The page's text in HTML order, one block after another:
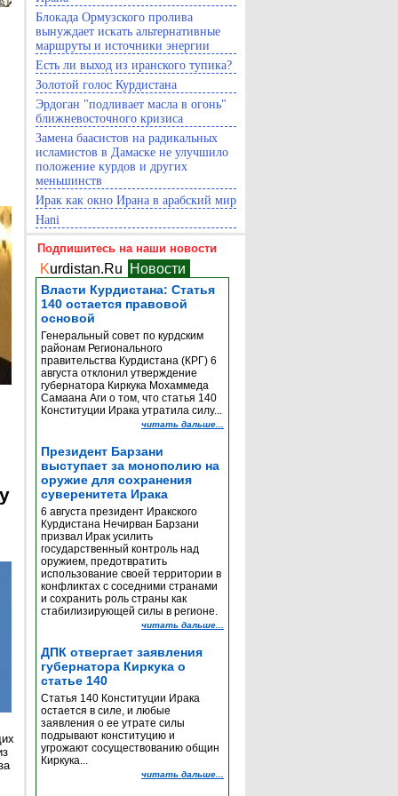
Блокада Ормузского пролива
вынуждает искать альтернативные
маршруты и источники энергии
Есть ли выход из иранского тупика?
Золотой голос Курдистана
Эрдоган "подливает масла в огонь"
ближневосточного кризиса
Замена баасистов на радикальных
исламистов в Дамаске не улучшило
положение курдов и других
меньшинств
Ирак как окно Ирана в арабский мир
Hani
Подпишитесь на наши новости
Kurdistan.Ru Новости
Власти Курдистана: Статья
140 остается правовой
основой
Генеральный совет по курдским
районам Регионального
правительства Курдистана (КРГ) 6
августа отклонил утверждение
губернатора Киркука Мохаммеда
Самаана Аги о том, что статья 140
Конституции Ирака утратила силу...
читать дальше...
Президент Барзани
выступает за монополию на
оружие для сохранения
суверенитета Ирака
6 августа президент Иракского
Курдистана Нечирван Барзани
призвал Ирак усилить
государственный контроль над
оружием, предотвратить
использование своей территории в
конфликтах с соседними странами
и сохранить роль страны как
стабилизирующей силы в регионе.
читать дальше...
ДПК отвергает заявления
губернатора Киркука о
статье 140
Статья 140 Конституции Ирака
остается в силе, и любые
заявления о ее утрате силы
подрывают конституцию и
угрожают сосуществованию общин
Киркука...
читать дальше...